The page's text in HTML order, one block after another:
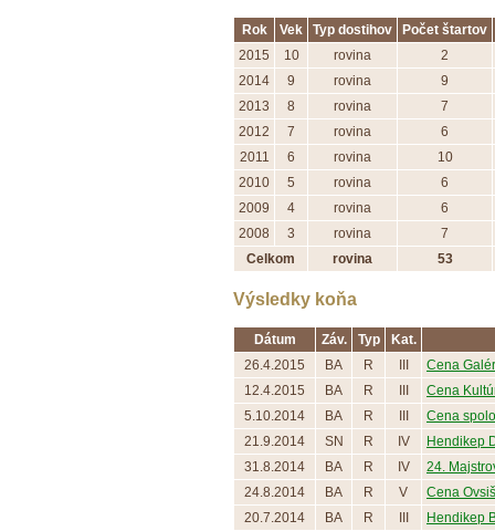
Rok Vek Typ dostihov
Počet štartov
2015
10 rovina
2
2014
9 rovina
9
2013
8 rovina
7
2012
7 rovina
6
2011
6 rovina
10
2010
5 rovina
6
2009
4 rovina
6
2008
3 rovina
7
Celkom
rovina 53
Výsledky koňa
Dátum Záv. Typ
Kat.
26.4.2015
BA R
Cena
12.4.2015
BA R
Cena
5.10.2014
BA R
Cena
21.9.2014
SN R IV
Hendikep
31.8.2014
BA R IV
24.
24.8.2014
BA R V
Cena
20.7.2014
BA R
Hendikep